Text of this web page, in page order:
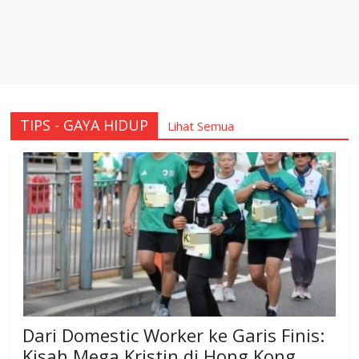
TIPS - GAYA HIDUP Lihat Semua
Dari Domestic Worker ke Garis Finis: